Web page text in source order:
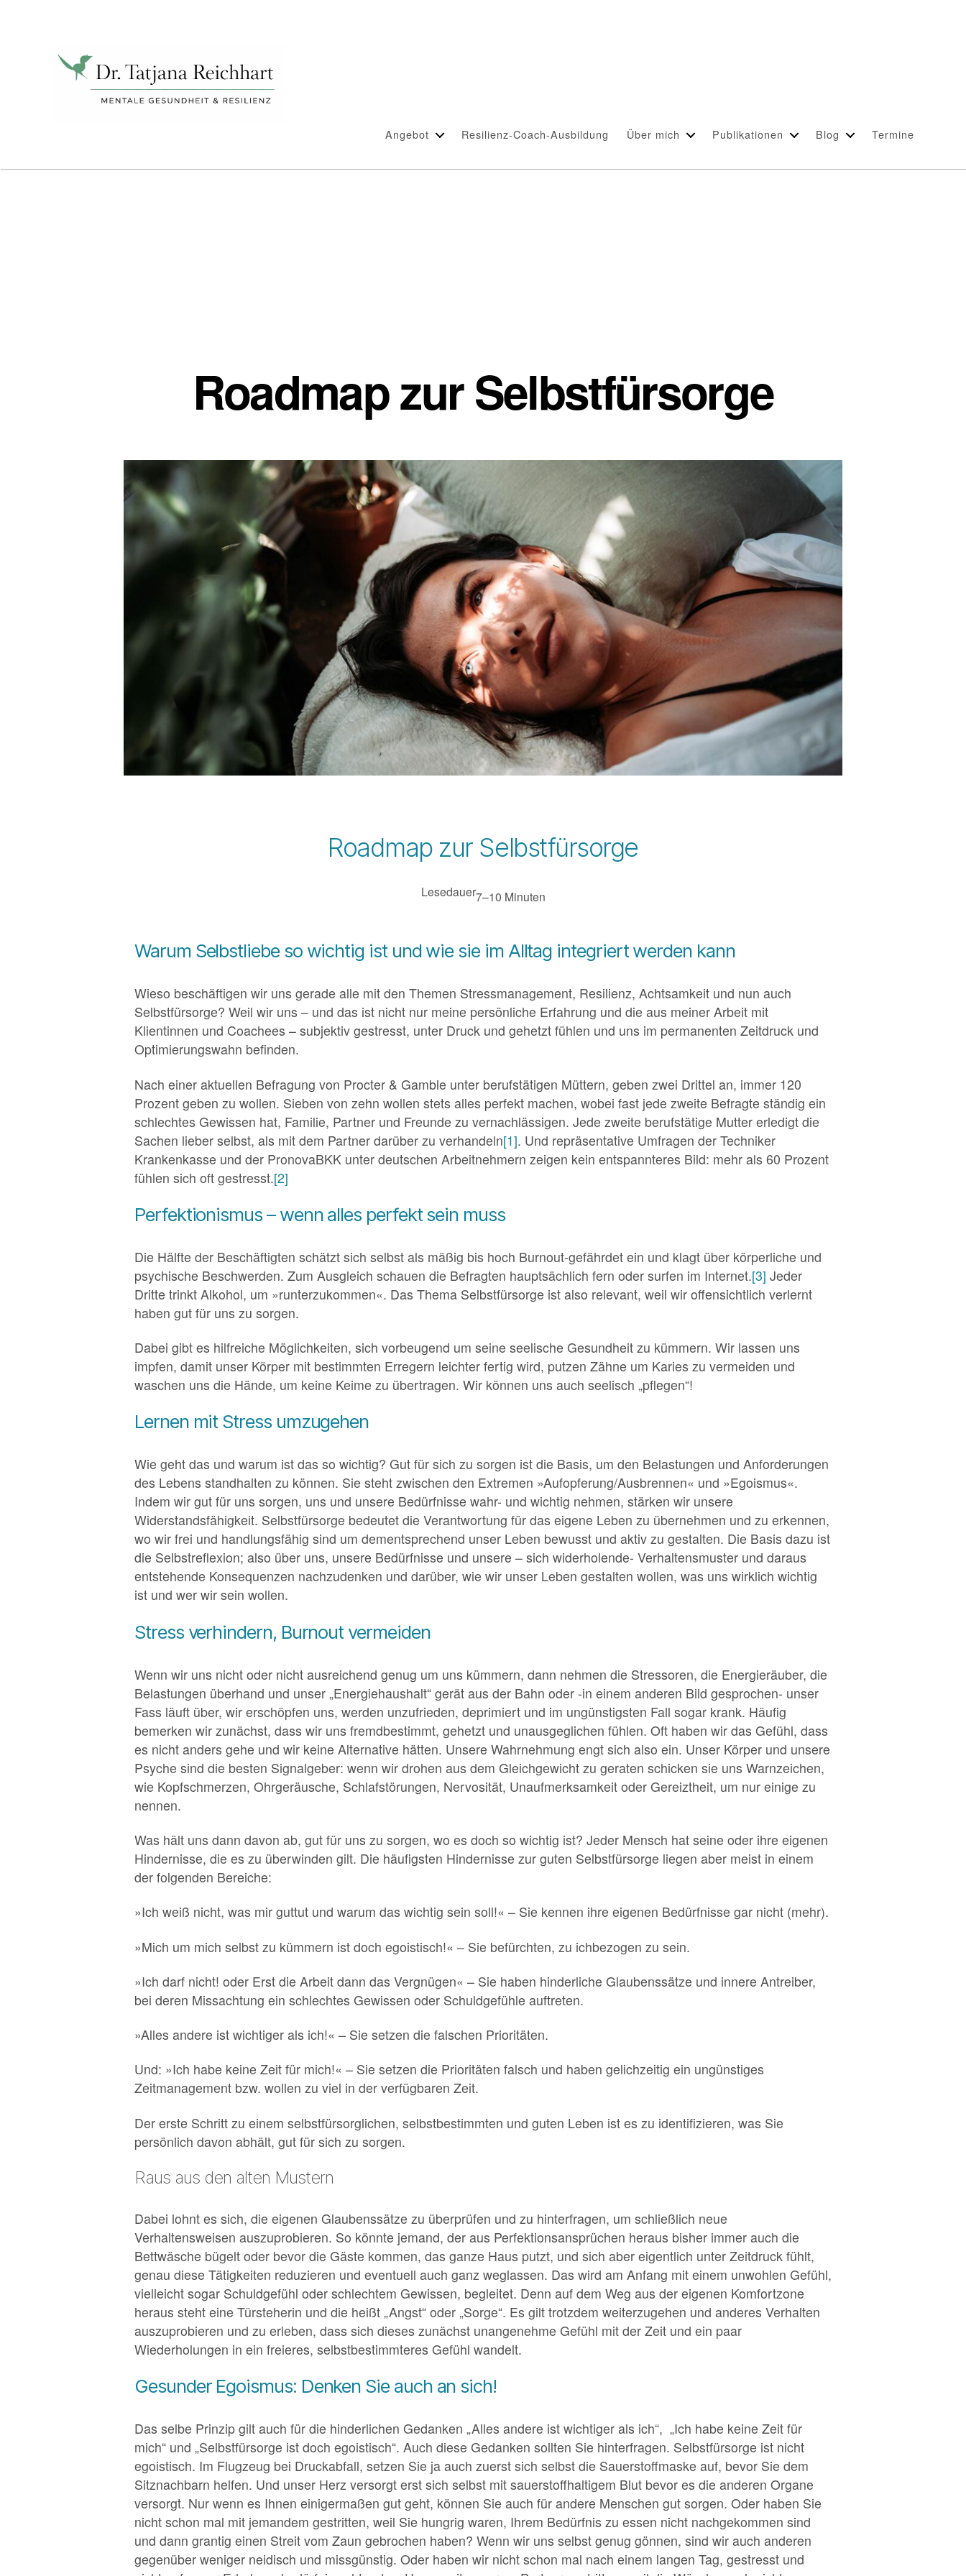
Angebot Resilienz-Coach-Ausbildung Über mich Publikationen Blog Termine
Roadmap zur Selbstfürsorge
Roadmap zur Selbstfürsorge
Lesedauer7–10 Minuten
Warum Selbstliebe so wichtig ist und wie sie im Alltag integriert werden kann
Wieso beschäftigen wir uns gerade alle mit den Themen Stressmanagement, Resilienz, Achtsamkeit und nun auch
Selbstfürsorge? Weil wir uns – und das ist nicht nur meine persönliche Erfahrung und die aus meiner Arbeit mit
Klientinnen und Coachees – subjektiv gestresst, unter Druck und gehetzt fühlen und uns im permanenten Zeitdruck und
Optimierungswahn befinden.
Nach einer aktuellen Befragung von Procter & Gamble unter berufstätigen Müttern, geben zwei Drittel an, immer 120
Prozent geben zu wollen. Sieben von zehn wollen stets alles perfekt machen, wobei fast jede zweite Befragte ständig ein
schlechtes Gewissen hat, Familie, Partner und Freunde zu vernachlässigen. Jede zweite berufstätige Mutter erledigt die
Sachen lieber selbst, als mit dem Partner darüber zu verhandeln[1]. Und repräsentative Umfragen der Techniker
Krankenkasse und der PronovaBKK unter deutschen Arbeitnehmern zeigen kein entspannteres Bild: mehr als 60 Prozent
fühlen sich oft gestresst.[2]
Perfektionismus – wenn alles perfekt sein muss
Die Hälfte der Beschäftigten schätzt sich selbst als mäßig bis hoch Burnout-gefährdet ein und klagt über körperliche und
psychische Beschwerden. Zum Ausgleich schauen die Befragten hauptsächlich fern oder surfen im Internet.[3] Jeder
Dritte trinkt Alkohol, um »runterzukommen«. Das Thema Selbstfürsorge ist also relevant, weil wir offensichtlich verlernt
haben gut für uns zu sorgen.
Dabei gibt es hilfreiche Möglichkeiten, sich vorbeugend um seine seelische Gesundheit zu kümmern. Wir lassen uns
impfen, damit unser Körper mit bestimmten Erregern leichter fertig wird, putzen Zähne um Karies zu vermeiden und
waschen uns die Hände, um keine Keime zu übertragen. Wir können uns auch seelisch „pflegen“!
Lernen mit Stress umzugehen
Wie geht das und warum ist das so wichtig? Gut für sich zu sorgen ist die Basis, um den Belastungen und Anforderungen
des Lebens standhalten zu können. Sie steht zwischen den Extremen »Aufopferung/Ausbrennen« und »Egoismus«.
Indem wir gut für uns sorgen, uns und unsere Bedürfnisse wahr- und wichtig nehmen, stärken wir unsere
Widerstandsfähigkeit. Selbstfürsorge bedeutet die Verantwortung für das eigene Leben zu übernehmen und zu erkennen,
wo wir frei und handlungsfähig sind um dementsprechend unser Leben bewusst und aktiv zu gestalten. Die Basis dazu ist
die Selbstreflexion; also über uns, unsere Bedürfnisse und unsere – sich widerholende- Verhaltensmuster und daraus
entstehende Konsequenzen nachzudenken und darüber, wie wir unser Leben gestalten wollen, was uns wirklich wichtig
ist und wer wir sein wollen.
Stress verhindern, Burnout vermeiden
Wenn wir uns nicht oder nicht ausreichend genug um uns kümmern, dann nehmen die Stressoren, die Energieräuber, die
Belastungen überhand und unser „Energiehaushalt“ gerät aus der Bahn oder -in einem anderen Bild gesprochen- unser
Fass läuft über, wir erschöpfen uns, werden unzufrieden, deprimiert und im ungünstigsten Fall sogar krank. Häufig
bemerken wir zunächst, dass wir uns fremdbestimmt, gehetzt und unausgeglichen fühlen. Oft haben wir das Gefühl, dass
es nicht anders gehe und wir keine Alternative hätten. Unsere Wahrnehmung engt sich also ein. Unser Körper und unsere
Psyche sind die besten Signalgeber: wenn wir drohen aus dem Gleichgewicht zu geraten schicken sie uns Warnzeichen,
wie Kopfschmerzen, Ohrgeräusche, Schlafstörungen, Nervosität, Unaufmerksamkeit oder Gereiztheit, um nur einige zu
nennen.
Was hält uns dann davon ab, gut für uns zu sorgen, wo es doch so wichtig ist? Jeder Mensch hat seine oder ihre eigenen
Hindernisse, die es zu überwinden gilt. Die häufigsten Hindernisse zur guten Selbstfürsorge liegen aber meist in einem
der folgenden Bereiche:
»Ich weiß nicht, was mir guttut und warum das wichtig sein soll!« – Sie kennen ihre eigenen Bedürfnisse gar nicht (mehr).
»Mich um mich selbst zu kümmern ist doch egoistisch!« – Sie befürchten, zu ichbezogen zu sein.
»Ich darf nicht! oder Erst die Arbeit dann das Vergnügen« – Sie haben hinderliche Glaubenssätze und innere Antreiber,
bei deren Missachtung ein schlechtes Gewissen oder Schuldgefühle auftreten.
»Alles andere ist wichtiger als ich!« – Sie setzen die falschen Prioritäten.
Und: »Ich habe keine Zeit für mich!« – Sie setzen die Prioritäten falsch und haben gelichzeitig ein ungünstiges
Zeitmanagement bzw. wollen zu viel in der verfügbaren Zeit.
Der erste Schritt zu einem selbstfürsorglichen, selbstbestimmten und guten Leben ist es zu identifizieren, was Sie
persönlich davon abhält, gut für sich zu sorgen.
Raus aus den alten Mustern
Dabei lohnt es sich, die eigenen Glaubenssätze zu überprüfen und zu hinterfragen, um schließlich neue
Verhaltensweisen auszuprobieren. So könnte jemand, der aus Perfektionsansprüchen heraus bisher immer auch die
Bettwäsche bügelt oder bevor die Gäste kommen, das ganze Haus putzt, und sich aber eigentlich unter Zeitdruck fühlt,
genau diese Tätigkeiten reduzieren und eventuell auch ganz weglassen. Das wird am Anfang mit einem unwohlen Gefühl,
vielleicht sogar Schuldgefühl oder schlechtem Gewissen, begleitet. Denn auf dem Weg aus der eigenen Komfortzone
heraus steht eine Türsteherin und die heißt „Angst“ oder „Sorge“. Es gilt trotzdem weiterzugehen und anderes Verhalten
auszuprobieren und zu erleben, dass sich dieses zunächst unangenehme Gefühl mit der Zeit und ein paar
Wiederholungen in ein freieres, selbstbestimmteres Gefühl wandelt.
Gesunder Egoismus: Denken Sie auch an sich!
Das selbe Prinzip gilt auch für die hinderlichen Gedanken „Alles andere ist wichtiger als ich“, „Ich habe keine Zeit für
mich“ und „Selbstfürsorge ist doch egoistisch“. Auch diese Gedanken sollten Sie hinterfragen. Selbstfürsorge ist nicht
egoistisch. Im Flugzeug bei Druckabfall, setzen Sie ja auch zuerst sich selbst die Sauerstoffmaske auf, bevor Sie dem
Sitznachbarn helfen. Und unser Herz versorgt erst sich selbst mit sauerstoffhaltigem Blut bevor es die anderen Organe
versorgt. Nur wenn es Ihnen einigermaßen gut geht, können Sie auch für andere Menschen gut sorgen. Oder haben Sie
nicht schon mal mit jemandem gestritten, weil Sie hungrig waren, Ihrem Bedürfnis zu essen nicht nachgekommen sind
und dann grantig einen Streit vom Zaun gebrochen haben? Wenn wir uns selbst genug gönnen, sind wir auch anderen
gegenüber weniger neidisch und missgünstig. Oder haben wir nicht schon mal nach einem langen Tag, gestresst und